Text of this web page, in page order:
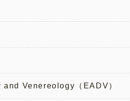
Venereology（EADV）